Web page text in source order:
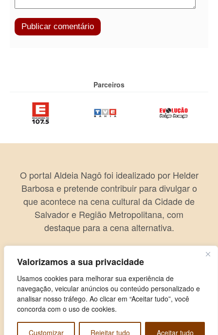
Valorizamos a sua privacidade
Usamos cookies para melhorar sua experiência de
navegação, veicular anúncios ou conteúdo personalizado e
analisar nosso tráfego. Ao clicar em “Aceitar tudo”, você
concorda com o uso de cookies.
Customizar Rejeitar tudo Aceitar tudo
Parceiros
O portal Aldeia Nagô foi idealizado por Helder
Barbosa e pretende contribuir para divulgar o
que acontece na cena cultural da Cidade de
Salvador e Região Metropolitana, com
destaque para a cena alternativa.